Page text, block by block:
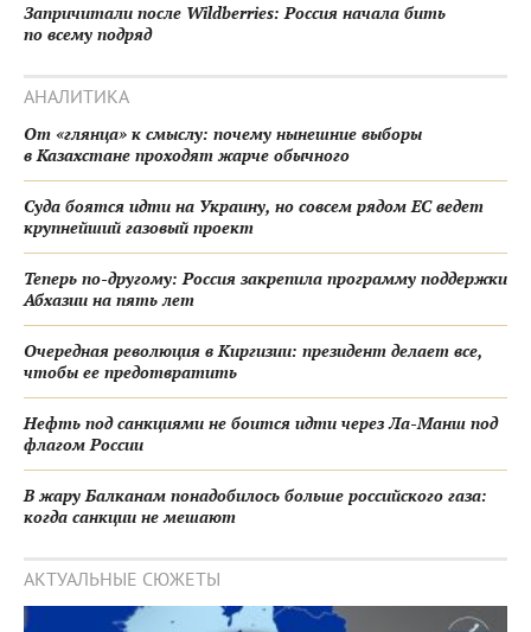
Запричитали после Wildberries: Россия начала бить
по всему подряд
АНАЛИТИКА
От «глянца» к смыслу: почему нынешние выборы
в Казахстане проходят жарче обычного
Суда боятся идти на Украину, но совсем рядом ЕС ведет
крупнейший газовый проект
Теперь по-другому: Россия закрепила программу поддержки
Абхазии на пять лет
Очередная революция в Киргизии: президент делает все,
чтобы ее предотвратить
Нефть под санкциями не боится идти через Ла-Манш под
флагом России
В жару Балканам понадобилось больше российского газа:
когда санкции не мешают
АКТУАЛЬНЫЕ СЮЖЕТЫ